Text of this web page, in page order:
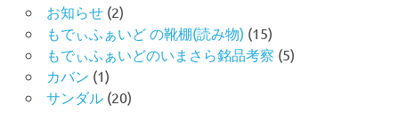
お知らせ(2)
もでぃふぁいど の靴棚(読み物) (15)
もでぃふぁいどのいまさら銘品考察 (5)
カバン (1)
サンダル(20)